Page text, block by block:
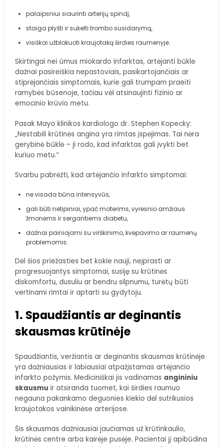
palaipsniui siaurinti arterijų spindį,
staiga plyšti ir sukelti trombo susidarymą,
visiškai užblokuoti kraujotaką širdies raumenyje.
Skirtingai nei ūmus miokardo infarktas, artėjanti būklė
dažnai pasireiškia nepastoviais, pasikartojančiais ar
stiprėjančiais simptomais, kurie gali trumpam praeiti
ramybės būsenoje, tačiau vėl atsinaujinti fizinio ar
emocinio krūvio metu.
Pasak Mayo klinikos kardiologo dr. Stephen Kopecky:
„Nestabili krūtinės angina yra rimtas įspėjimas. Tai nėra
gerybinė būklė – ji rodo, kad infarktas gali įvykti bet
kuriuo metu.“
Svarbu pabrėžti, kad artėjančio infarkto simptomai:
ne visada būna intensyvūs,
gali būti netipiniai, ypač moterims, vyresnio amžiaus
žmonėms ir sergantiems diabetu,
dažnai painiojami su virškinimo, kvėpavimo ar raumenų
problemomis.
Dėl šios priežasties bet kokie nauji, neįprasti ar
progresuojantys simptomai, susiję su krūtinės
diskomfortu, dusuliu ar bendru silpnumu, turėtų būti
vertinami rimtai ir aptarti su gydytoju.
1. Spaudžiantis ar deginantis
skausmas krūtinėje
Spaudžiantis, veržiantis ar deginantis skausmas krūtinėje
yra dažniausias ir labiausiai atpažįstamas artėjančio
infarkto požymis. Mediciniškai jis vadinamas angininiu
skausmu ir atsiranda tuomet, kai širdies raumuo
negauna pakankamo deguonies kiekio dėl sutrikusios
kraujotakos vainikinėse arterijose.
Šis skausmas dažniausiai jaučiamas už krūtinkaulio,
krūtinės centre arba kairėje pusėje. Pacientai jį apibūdina